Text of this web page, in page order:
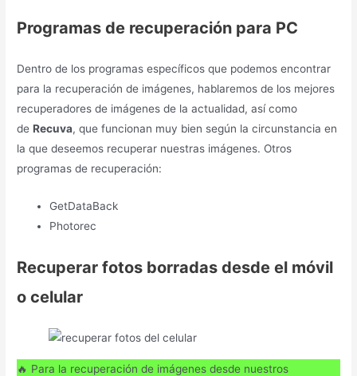
Programas de recuperación para PC
Dentro de los programas específicos que podemos encontrar
para la recuperación de imágenes, hablaremos de los mejores
recuperadores de imágenes de la actualidad, así como
deRecuva, que funcionan muy bien según la circunstancia en
la que deseemos recuperar nuestras imágenes. Otros
programas de recuperación:
GetDataBack
Photorec
Recuperar fotos borradas desde el móvil
o celular
🔥 Para la recuperación de imágenes desde nuestros